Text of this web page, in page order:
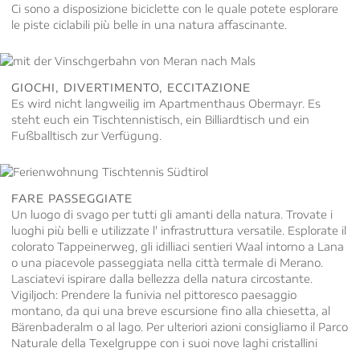
Ci sono a disposizione biciclette con le quale potete esplorare
le piste ciclabili più belle in una natura affascinante.
GIOCHI, DIVERTIMENTO, ECCITAZIONE
Es wird nicht langweilig im Apartmenthaus Obermayr. Es
steht euch ein Tischtennistisch, ein Billiardtisch und ein
Fußballtisch zur Verfügung.
FARE PASSEGGIATE
Un luogo di svago per tutti gli amanti della natura. Trovate i
luoghi più belli e utilizzate l' infrastruttura versatile. Esplorate il
colorato Tappeinerweg, gli idilliaci sentieri Waal intorno a Lana
o una piacevole passeggiata nella città termale di Merano.
Lasciatevi ispirare dalla bellezza della natura circostante.
Vigiljoch: Prendere la funivia nel pittoresco paesaggio
montano, da qui una breve escursione fino alla chiesetta, al
Bärenbaderalm o al lago. Per ulteriori azioni consigliamo il Parco
Naturale della Texelgruppe con i suoi nove laghi cristallini